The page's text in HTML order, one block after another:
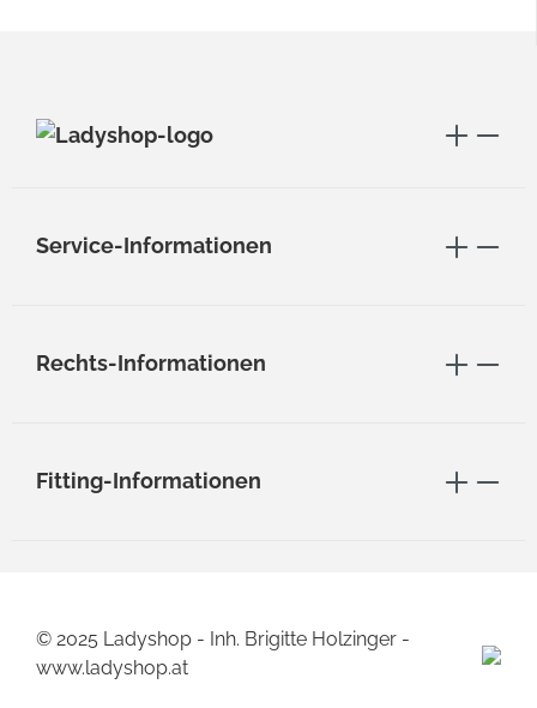
Service-Informationen
Rechts-Informationen
Fitting-Informationen
© 2025 Ladyshop - Inh. Brigitte Holzinger -
www.ladyshop.at